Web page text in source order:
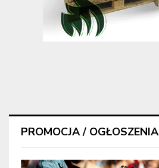
PROMOCJA / OGŁOSZENIA